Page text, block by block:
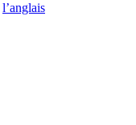
l’anglais